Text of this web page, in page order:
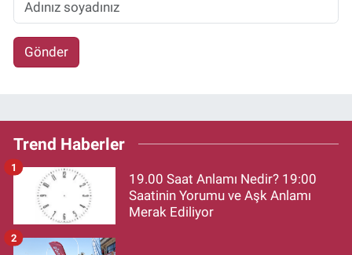
Gönder
Trend Haberler
19.00 Saat Anlamı Nedir? 19:00
Saatinin Yorumu ve Aşk Anlamı
Merak Ediliyor
1
2